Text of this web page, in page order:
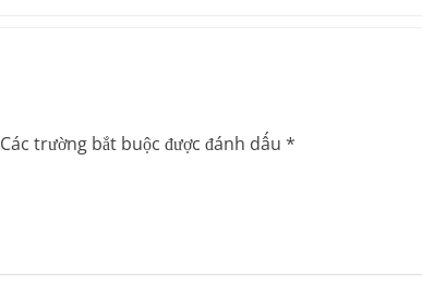
Các trường bắt buộc được đánh dấu *